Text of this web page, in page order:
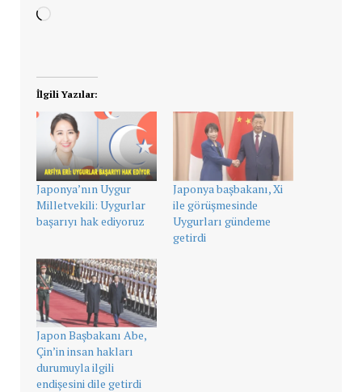
Yükleniyor...
İlgili Yazılar:
Japonya’nın Uygur
Milletvekili: Uygurlar
başarıyı hak ediyoruz
Japonya başbakanı, Xi
ile görüşmesinde
Uygurları gündeme
getirdi
Japon Başbakanı Abe,
Çin’in insan hakları
durumuyla ilgili
endişesini dile getirdi